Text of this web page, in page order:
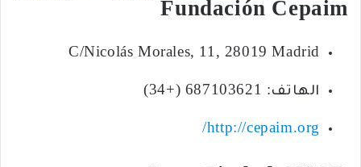
Fundación Cepaim
C/Nicolás Morales, 11, 28019 Madrid
الهاتف: 687103621 (+34)
http://cepaim.org/